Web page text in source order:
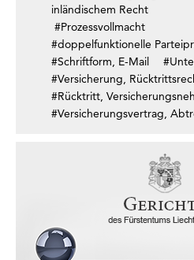
inländischem Recht
#Prozessvollmacht
#doppelfunktionelle
#Schriftform, E-Mail
#Versicherung,
#Rücktritt,
#Versicherungsvertrag,